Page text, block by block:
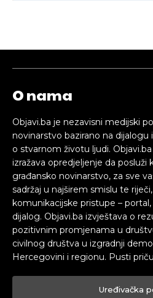
O nama
Objavi.ba je nezavisni medijski
novinarstvo bazirano na dijalogu
o stvarnom životu ljudi.
izražava opredjeljenje da posluži
građansko novinarstvo, za sve
sadržaj u najširem smislu te
komunikacijske pristupe –
dijalog. Objavi.ba izvještava o
pozitivnim promjenama u
civilnog društva u izgradnji
Hercegovini i regionu. Pusti
Uređivačka